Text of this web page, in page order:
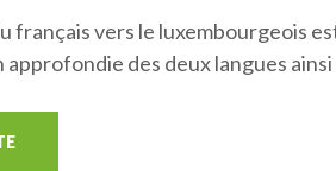
français vers le luxembourgeois
approfondie des deux langues